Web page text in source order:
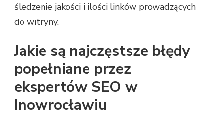
śledzenie jakości i ilości linków prowadzących
do witryny.
Jakie są najczęstsze błędy
popełniane przez
ekspertów SEO w
Inowrocławiu